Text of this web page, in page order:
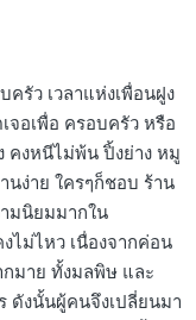
ครัว เวลาแห่งเพื่อนฝูง
จอเพื่อ ครอบครัว หรือ
คงหนีไม่พ้น ปิ้งย่าง หมู
นง่าย ใครๆก็ชอบ ร้าน
มนิยมมากใน
ไม่ไหว เนื่องจากค่อน
กมาย ทั้งมลพิษ และ
ดังนั้นผู้คนจึงเปลี่ยนมา